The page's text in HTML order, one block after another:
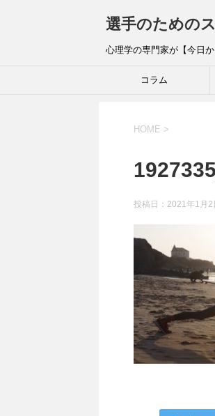
選手のための
心理学の専門家が【今日
コラム
HOME >
投稿日： 2021年1月2